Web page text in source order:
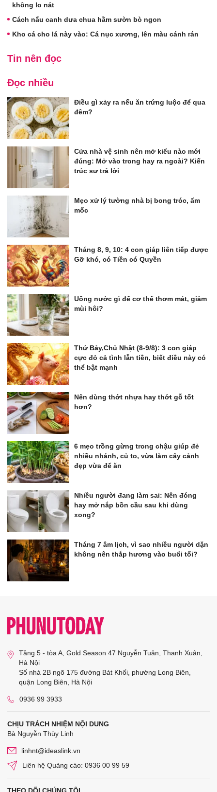
không lo nát
Cách nấu canh dưa chua hầm sườn bò ngon
Kho cá cho lá này vào: Cá nục xương, lên màu cánh rán
Tin nên đọc
Đọc nhiều
Điều gì xảy ra nếu ăn trứng luộc để qua
đêm?
Cửa nhà vệ sinh nên mở kiểu nào mới
đúng: Mở vào trong hay ra ngoài? Kiến
trúc sư trả lời
Mẹo xử lý tường nhà bị bong tróc, ẩm
mốc
Tháng 8, 9, 10: 4 con giáp liên tiếp được
Gỡ khó, có Tiền có Quyền
Uống nước gì để cơ thể thơm mát, giảm
mùi hôi?
Thứ Bảy,Chủ Nhật (8-9/8): 3 con giáp
cực đỏ cả tình lẫn tiền, biết điều này có
thể bật mạnh
Nên dùng thớt nhựa hay thớt gỗ tốt
hơn?
6 mẹo trồng gừng trong chậu giúp đẻ
nhiều nhánh, củ to, vừa làm cây cảnh
đẹp vừa để ăn
Nhiều người đang làm sai: Nên đóng
hay mở nắp bồn cầu sau khi dùng
xong?
Tháng 7 âm lịch, vì sao nhiều người dặn
không nên thắp hương vào buổi tối?
Tầng 5 - tòa A, Gold Season 47 Nguyễn Tuân, Thanh Xuân,
Hà Nội
Số nhà 2B ngõ 175 đường Bát Khối, phường Long Biên,
quận Long Biên, Hà Nội
0936 99 3933
CHỊU TRÁCH NHIỆM NỘI DUNG
Bà Nguyễn Thùy Linh
linhnt@ideaslink.vn
Liên hệ Quảng cáo: 0936 00 99 59